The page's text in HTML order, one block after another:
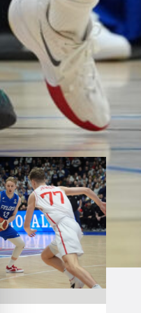
Tukholmassa
oli parempi
68 (33-47).
kerran
Helsingissä.